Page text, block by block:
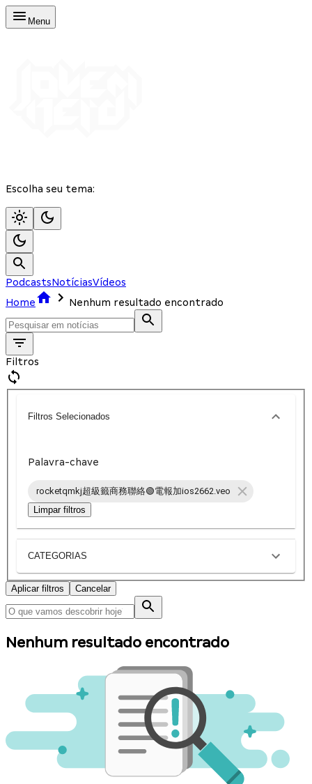
Menu
Escolha seu tema:
PodcastsNotíciasVídeos
Home
Nenhum resultado encontrado
Filtros
Filtros Selecionados
Palavra-chave
rocketqmkj超級籤商務聯絡🟢電報加ios2662.veo
Limpar filtros
CATEGORIAS
Aplicar filtros Cancelar
Nenhum resultado encontrado